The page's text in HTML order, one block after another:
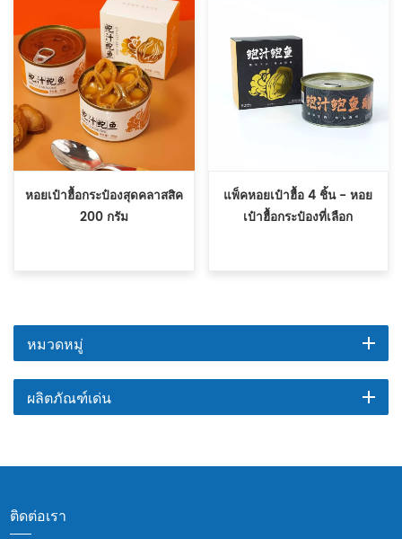
หอยเป๋าฮื้อกระป๋องสุดคลาสสิค
200 กรัม
แพ็คหอยเป๋าฮื้อ 4 ชิ้น - หอย
เป๋าฮื้อกระป๋องที่เลือก
หมวดหมู่
ผลิตภัณฑ์เด่น
ติดต่อเรา